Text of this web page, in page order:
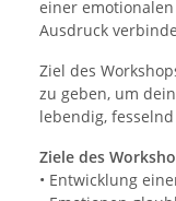
einer
Ausdruck
Ziel des
zu geben, um
lebendig,
Ziele des
• Entwicklung